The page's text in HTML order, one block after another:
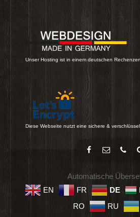
Unser Hosting ist in einem deutschen
Diese Webseite nutzt eine sichere &
Automatische
EN
FR DE
RO
RU